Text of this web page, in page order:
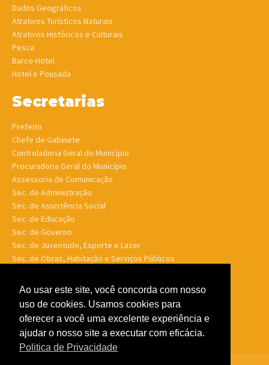
Dados Geográficos
Atrativos Turísticos Naturais
Atrativos Históricos e Culturais
Pesca
Barco-Hotel
Hotel e Pousada
Secretarias
Prefeito
Chefe de Gabinete
Controladoria Geral do Município
Procuradoria Geral do Município
Assessoria de Comunicação
Sec. de Administração
Sec. de Assistência Social
Sec. de Educação
Sec. de Governo
Sec. de Juventude, Esporte e Lazer
Sec. de Obras, Habitação e Serviços Públicos
Sec. de Saúde
Sec. de Turismo
Sec. de Meio Ambiente, Desenv. Agrário, Aquicultura e Pesca
Ao usar este site, você concorda com nosso
uso de cookies. Usamos cookies para
oferecer a você uma excelente experiência e
ajudar o nosso site a executar com eficácia.
Politica de Privacidade